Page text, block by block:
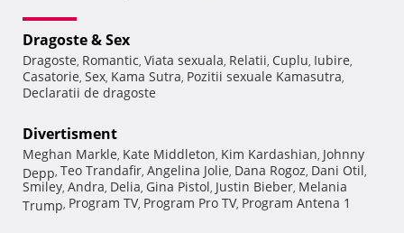
Dragoste & Sex
Dragoste, Romantic, Viata sexuala, Relatii, Cuplu, Iubire,
Casatorie, Sex, Kama Sutra, Pozitii sexuale Kamasutra,
Declaratii de dragoste
Divertisment
Meghan Markle, Kate Middleton, Kim Kardashian, Johnny
Depp, Teo Trandafir, Angelina Jolie, Dana Rogoz, Dani Otil,
Smiley, Andra, Delia, Gina Pistol, Justin Bieber, Melania
Trump, Program TV, Program Pro TV, Program Antena 1